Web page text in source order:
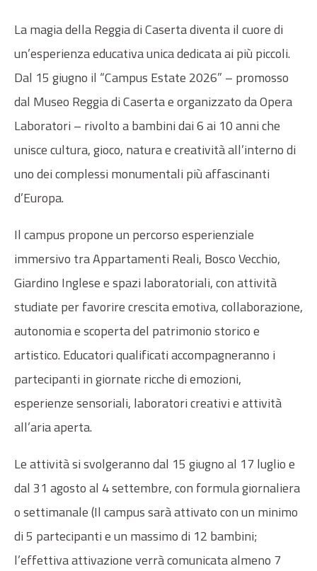
La magia della Reggia di Caserta diventa il cuore di
un’esperienza educativa unica dedicata ai più piccoli.
Dal 15 giugno il “Campus Estate 2026” – promosso
dal Museo Reggia di Caserta e organizzato da Opera
Laboratori – rivolto a bambini dai 6 ai 10 anni che
unisce cultura, gioco, natura e creatività all’interno di
uno dei complessi monumentali più affascinanti
d’Europa.
Il campus propone un percorso esperienziale
immersivo tra Appartamenti Reali, Bosco Vecchio,
Giardino Inglese e spazi laboratoriali, con attività
studiate per favorire crescita emotiva, collaborazione,
autonomia e scoperta del patrimonio storico e
artistico. Educatori qualificati accompagneranno i
partecipanti in giornate ricche di emozioni,
esperienze sensoriali, laboratori creativi e attività
all’aria aperta.
Le attività si svolgeranno dal 15 giugno al 17 luglio e
dal 31 agosto al 4 settembre, con formula giornaliera
o settimanale (Il campus sarà attivato con un minimo
di 5 partecipanti e un massimo di 12 bambini;
l’effettiva attivazione verrà comunicata almeno 7